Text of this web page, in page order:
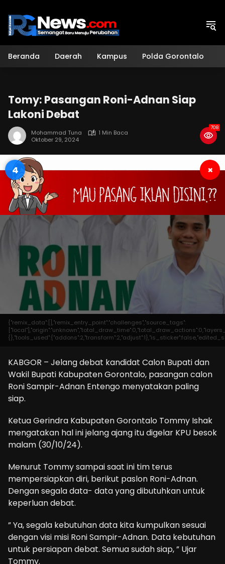
konten
Beranda Daerah Kampus Polda Gorontalo
Tomy: Pasangan Roni-Adnan Siap
Lakoni Debat
Mohammad Tuna
1 Min Baca
Oktober 29, 2024
708
3 ×
{"remix_data":[],"remix_entry_point":"challenges","source_tags":
KABGOR – Jelang debat kandidat Calon Bupati dan
Wakil Bupati Kabupaten Gorontalo, pasangan calon
Roni Sampir-Adnan Entengo menyatakan paling
siap.
Ketua Gerindra Kabupaten Gorontalo Tommy Ishak
mengatakan hal ini jelang ajang itu digelar KPU besok
malam (30/10/24).
Menurut Tommy sampai saat ini tim terus
mempersiapkan diri, berikut paslon Roni-Adnan.
Dengan segala data- data yang dibutuhkan untuk
keperluan debat.
” Ya, segala kebutuhan data kita kumpulkan sesuai
dengan visi misi Roni Sampir-Adnan. Data kebutuhan
untuk persiapan debat. Semua sudah siap, ” Ujar
Tommy.